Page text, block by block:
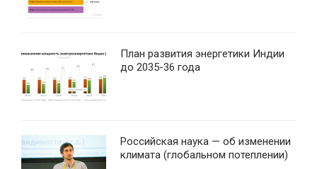
План развития энергетики Индии
до 2035-36 года
Российская наука — об изменении
климата (глобальном потеплении)